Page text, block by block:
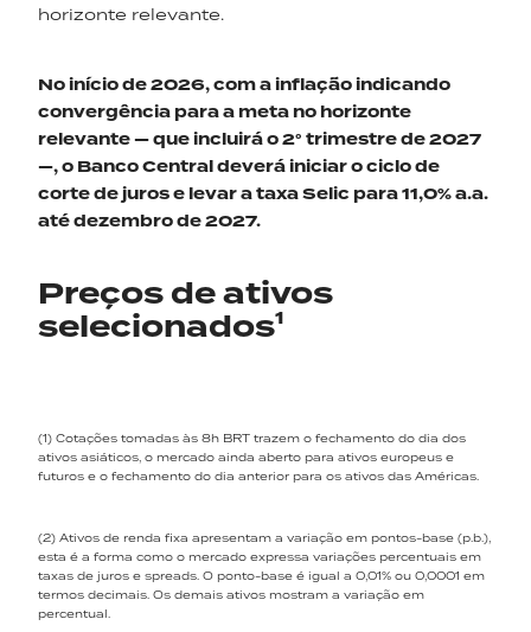
horizonte relevante.
No início de 2026, com a inflação indicando
convergência para a meta no horizonte
relevante—queincluirá o 2° trimestre de2027
—,o Banco Central deverá iniciar o ciclo de
corte dejurose levara taxa Selic para 11,0% a.a.
até dezembro de 2027.
Preços de ativos
selecionados¹
(1) Cotações tomadas às 8h BRT trazem o fechamento do dia dos
ativos asiáticos, o mercado ainda aberto para ativos europeus e
futuros e o fechamento do dia anterior para os ativos das Américas.
(2) Ativos de renda fixa apresentam a variação em pontos-base (p.b.),
esta é a forma como o mercado expressa variações percentuais em
taxas de juros e spreads. O ponto-base é igual a 0,01% ou 0,0001 em
termos decimais. Os demais ativos mostram a variação em
percentual.